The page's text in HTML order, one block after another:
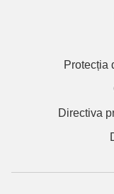
Protecția
Directiva